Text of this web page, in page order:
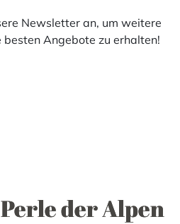
Newsletter an, um weitere
Angebote zu erhalten!
der Alpen